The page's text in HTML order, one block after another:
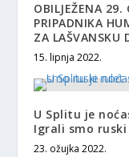
OBILJEŽENA 29.
PRIPADNIKA
ZA LAŠVANSKU
15. lipnja 2022.
U Splitu je
Igrali smo
23. ožujka 2022.